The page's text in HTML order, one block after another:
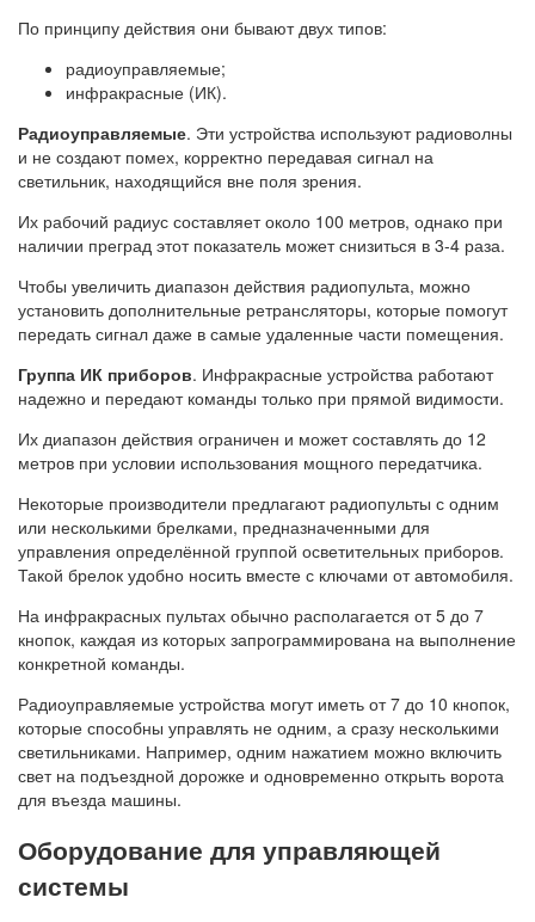
По принципу действия они бывают двух типов:
радиоуправляемые;
инфракрасные (ИК).
Радиоуправляемые. Эти устройства используют радиоволны
и не создают помех, корректно передавая сигнал на
светильник, находящийся вне поля зрения.
Их рабочий радиус составляет около 100 метров, однако при
наличии преград этот показатель может снизиться в 3-4 раза.
Чтобы увеличить диапазон действия радиопульта, можно
установить дополнительные ретрансляторы, которые помогут
передать сигнал даже в самые удаленные части помещения.
Группа ИК приборов. Инфракрасные устройства работают
надежно и передают команды только при прямой видимости.
Их диапазон действия ограничен и может составлять до 12
метров при условии использования мощного передатчика.
Некоторые производители предлагают радиопульты с одним
или несколькими брелками, предназначенными для
управления определённой группой осветительных приборов.
Такой брелок удобно носить вместе с ключами от автомобиля.
На инфракрасных пультах обычно располагается от 5 до 7
кнопок, каждая из которых запрограммирована на выполнение
конкретной команды.
Радиоуправляемые устройства могут иметь от 7 до 10 кнопок,
которые способны управлять не одним, а сразу несколькими
светильниками. Например, одним нажатием можно включить
свет на подъездной дорожке и одновременно открыть ворота
для въезда машины.
Оборудование для управляющей
системы